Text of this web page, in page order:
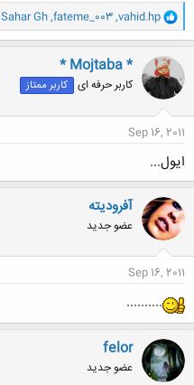
و
ا
ک
ن
ش
ه
ا
vahid.hp
,
fateme_003
,
Sahar Gh
* Mojtaba *
کاربر حرفه ای کاربر ممتاز
Sep 16, 2011
ایول...
آفرودیته
عضو جدید
Sep 16, 2011
..........
felor
عضو جدید